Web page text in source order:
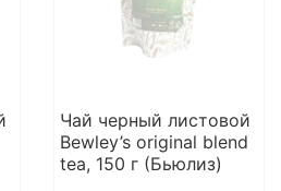
Чай черный листовой
Bewley’s original blend
tea, 150 г (Бьюлиз)